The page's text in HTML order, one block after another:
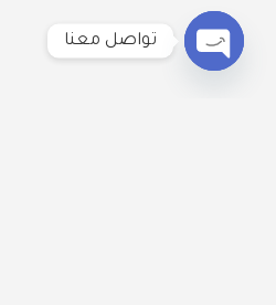
تواصل معنا